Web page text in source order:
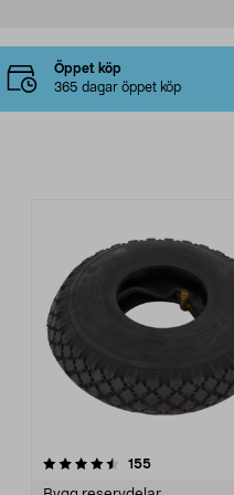
Öppet köp
365 dagar öppet köp
155recensioner
3.5 av 5 stjärnor